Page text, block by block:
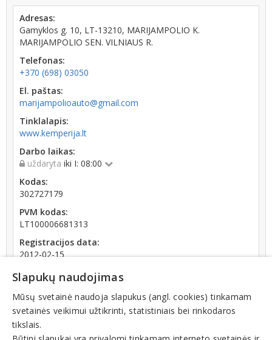
Adresas:
Gamyklos g. 10, LT-13210, MARIJAMPOLIO K.
MARIJAMPOLIO SEN. VILNIAUS R.
Telefonas:
+370 (698) 03050
El. paštas:
marijampolioauto@gmail.com
Tinklalapis:
www.kemperija.lt
Darbo laikas:
uždaryta iki I: 08:00
Kodas:
302727179
PVM kodas:
LT100006681313
Registracijos data:
2012-02-15
Darbuotojų skaičius:
iki 10 darbuotojų
Apyvarta:
46 698 €, pelnas po mokesčių 26,2 % (2025 m.)
Slapukų naudojimas
Mūsų svetainė naudoja slapukus (angl. cookies) tinkamam
svetainės veikimui užtikrinti, statistiniais bei rinkodaros
tikslais.